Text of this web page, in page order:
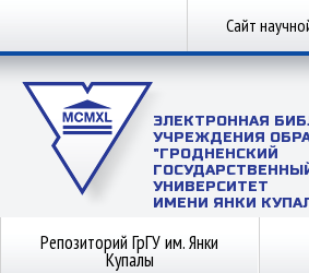
Сайт
ЭЛЕКТРОННАЯ
УЧРЕЖДЕНИЯ
"ГРОДНЕНСКИЙ
УНИВЕРСИТЕТ
ИМЕНИ ЯНКИ
Репозиторий ГрГУ им. Янки
Купалы